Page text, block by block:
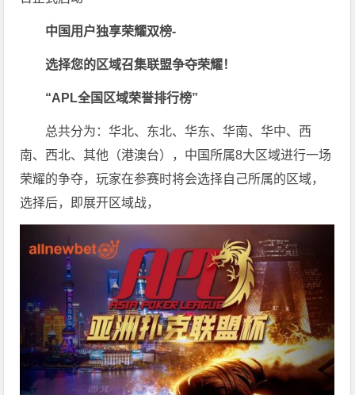
中国用户独享荣耀双榜-
选择您的区域召集联盟争夺荣耀！
“APL全国区域荣誉排行榜”
总共分为：华北、东北、华东、华南、华中、西
南、西北、其他（港澳台），中国所属8大区域进行一场
荣耀的争夺，玩家在参赛时将会选择自己所属的区域，
选择后，即展开区域战，